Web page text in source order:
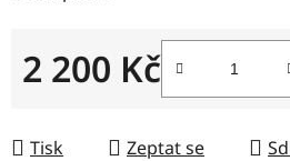
2 200 Kč
Tisk Zeptat se